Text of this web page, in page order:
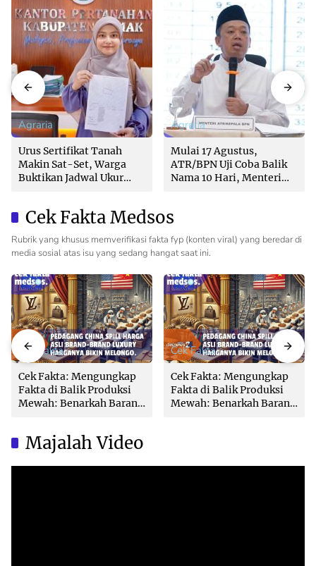
Agraria
Urus Sertifikat Tanah
Makin Sat-Set, Warga
Buktikan Jadwal Ukur
Agraria
Mulai 17 Agustus,
ATR/BPN Uji Coba Balik
Nama 10 Hari, Menteri
Cek Fakta Medsos
Rubrik yang khusus memverifikasi fakta fyp (konten viral) yang beredar di
media sosial atas isu yang sedang hangat saat ini.
Cek Fakta
Cek Fakta: Mengungkap
Fakta di Balik Produksi
Mewah: Benarkah Barang
Cek Fakta
Cek Fakta: Mengungkap
Fakta di Balik Produksi
Mewah: Benarkah Barang
Majalah Video